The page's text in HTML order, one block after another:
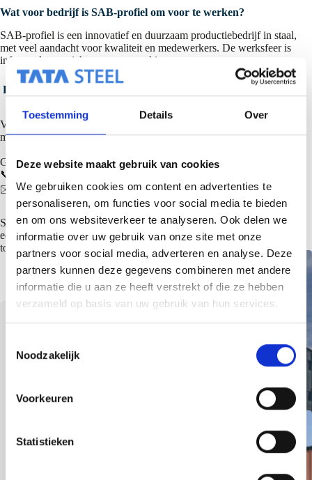
Toestemming Details Over
Deze website maakt gebruik van cookies
We gebruiken cookies om content en advertenties te
personaliseren, om functies voor social media te bieden
en om ons websiteverkeer te analyseren. Ook delen we
informatie over uw gebruik van onze site met onze
partners voor social media, adverteren en analyse. Deze
partners kunnen deze gegevens combineren met andere
informatie die u aan ze heeft verstrekt of die ze hebben
verzameld op basis van uw gebruik van hun services.
Noodzakelijk
Voorkeuren
Statistieken
Wat voor bedrijf is SAB-profiel om voor te werken?
SAB‑profiel is een innovatief en duurzaam productiebedrijf in staal,
met veel aandacht voor kwaliteit en medewerkers. De werksfeer is
informeel en gericht op samenwerking.
Hoe kan ik contact opnemen over werken bij SAB-profiel?
Voor algemene vragen kan je contact opnemen met de HR
manager Gianni van Hoften.
Gianni van Hoften (HR Manager)
📞 +31 (0)6 20 24 94 44
✉️ gianni.van.hoften@tatasteeleurope.com
Specifieke vragen over een vacature? Bij de vacature staat altijd
een SAB leidinggevende vermeld die inhoudelijk de functie kan
toelichten of vragen kan beantwoorden.